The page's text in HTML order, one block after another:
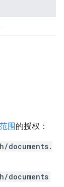
范围的授权：
documents.
documents